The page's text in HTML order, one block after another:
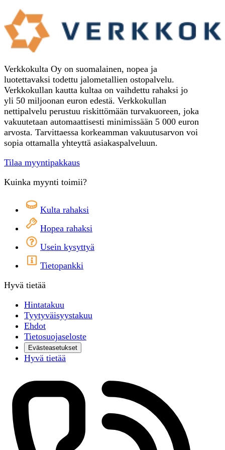
Verkkokulta Oy on suomalainen, nopea ja
luotettavaksi todettu jalometallien ostopalvelu.
Verkkokullan kautta kultaa on vaihdettu rahaksi jo
yli 50 miljoonan euron edestä. Verkkokullan
nettipalvelu perustuu riskittömään turvakuoreen, joka
vakuutetaan automaattisesti minimissään 5 000 euron
arvosta. Tarvittaessa korkeamman vakuutusarvon voi
sopia ottamalla yhteyttä asiakaspalveluun.
Tilaa myyntipakkaus
Kuinka myynti toimii?
Kulta rahaksi
Hopea rahaksi
Usein kysyttyä
Tietopankki
Hyvä tietää
Hintatakuu
Tyytyväisyystakuu
Ehdot
Tietosuojaseloste
Evästeasetukset
Hyvä tietää